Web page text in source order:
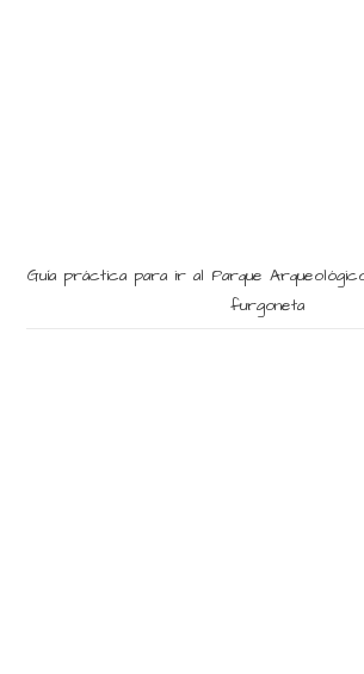
Guía práctica para ir al Parque
furgoneta